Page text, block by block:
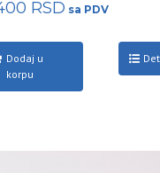
RSD
Dodaj u
korpu